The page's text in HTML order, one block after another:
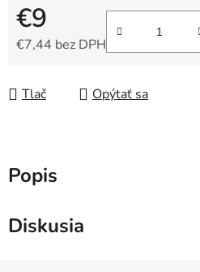
€9
€7,44 bez DPH
Tlač Opýtať sa
Popis
Diskusia